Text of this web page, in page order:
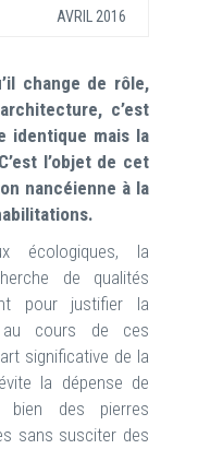
AVRIL 2016
change de rôle,
c’est
identique mais la
l’objet de cet
nancéienne à la
écologiques, la
de qualités
pour justifier la
au cours de ces
significative de la
la dépense de
bien des pierres
sans susciter des